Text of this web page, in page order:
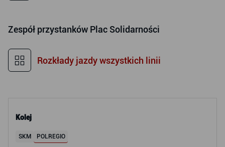
Kolej
SKM POLREGIO
Zespół przystanków Plac Solidarności
Rozkłady jazdy wszystkich linii